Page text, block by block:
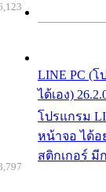
LINE PC (
ได้เอง)
โปรแกรม
หน้าจอ ได้อ
สติกเกอร์ มี